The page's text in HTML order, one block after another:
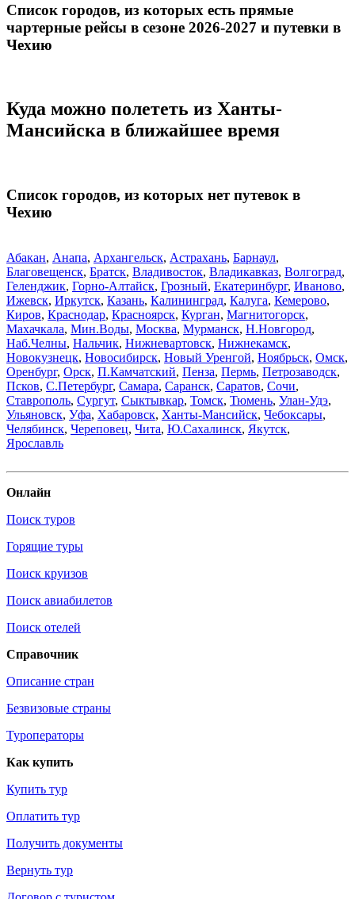
Список городов, из которых есть прямые
чартерные рейсы в сезоне 2026-2027 и путевки в
Чехию
Куда можно полететь из Ханты-
Мансийска в ближайшее время
Список городов, из которых нет путевок в
Чехию
Абакан, Анапа, Архангельск, Астрахань, Барнаул,
Благовещенск, Братск, Владивосток, Владикавказ, Волгоград,
Геленджик, Горно-Алтайск, Грозный, Екатеринбург, Иваново,
Ижевск, Иркутск, Казань, Калининград, Калуга, Кемерово,
Киров, Краснодар, Красноярск, Курган, Магнитогорск,
Махачкала, Мин.Воды, Москва, Мурманск, Н.Новгород,
Наб.Челны, Нальчик, Нижневартовск, Нижнекамск,
Новокузнецк, Новосибирск, Новый Уренгой, Ноябрьск, Омск,
Оренбург, Орск, П.Камчатский, Пенза, Пермь, Петрозаводск,
Псков, С.Петербург, Самара, Саранск, Саратов, Сочи,
Ставрополь, Сургут, Сыктывкар, Томск, Тюмень, Улан-Удэ,
Ульяновск, Уфа, Хабаровск, Ханты-Мансийск, Чебоксары,
Челябинск, Череповец, Чита, Ю.Сахалинск, Якутск,
Ярославль
Онлайн
Поиск туров
Горящие туры
Поиск круизов
Поиск авиабилетов
Поиск отелей
Справочник
Описание стран
Безвизовые страны
Туроператоры
Как купить
Купить тур
Оплатить тур
Получить документы
Вернуть тур